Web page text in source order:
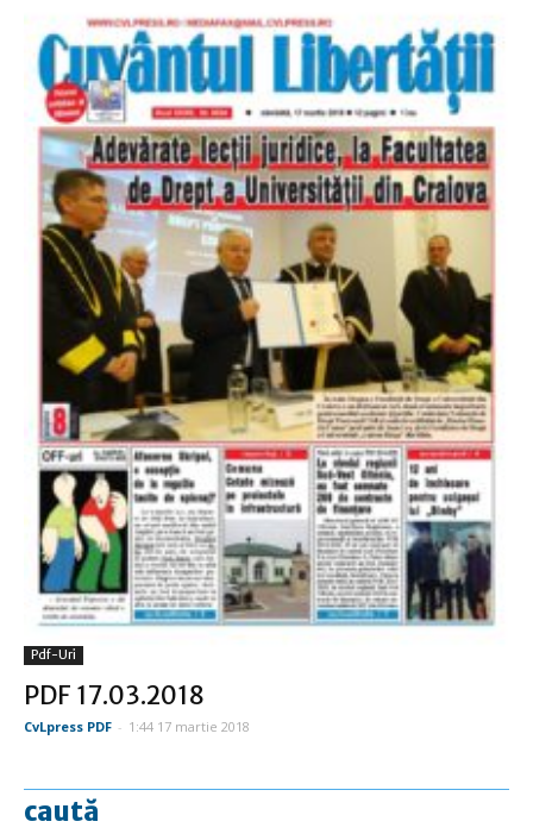
Pdf-Uri
PDF 17.03.2018
CvLpress PDF - 1:44 17 martie 2018
caută